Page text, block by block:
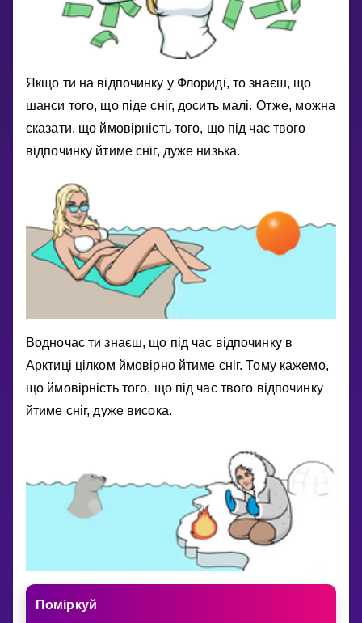
Якщо ти на вiдпочинку у Флоридi, то знаєш, що
шанси того, що пiде снiг, досить малi. Отже, можна
сказати, що ймовiрнiсть того, що пiд час твого
вiдпочинку йтиме снiг, дуже низька.
Водночас ти знаєш, що пiд час вiдпочинку в
Арктицi цiлком ймовiрно йтиме снiг. Тому кажемо,
що ймовiрнiсть того, що пiд час твого вiдпочинку
йтиме снiг, дуже висока.
Помiркуй